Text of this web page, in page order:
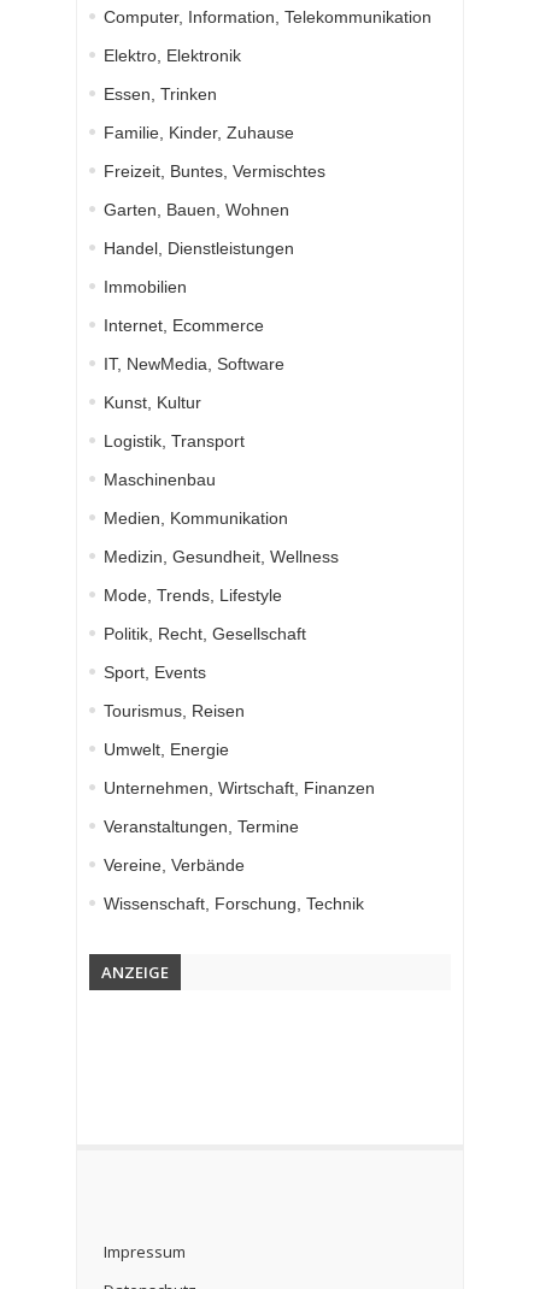
Computer, Information, Telekommunikation
Elektro, Elektronik
Essen, Trinken
Familie, Kinder, Zuhause
Freizeit, Buntes, Vermischtes
Garten, Bauen, Wohnen
Handel, Dienstleistungen
Immobilien
Internet, Ecommerce
IT, NewMedia, Software
Kunst, Kultur
Logistik, Transport
Maschinenbau
Medien, Kommunikation
Medizin, Gesundheit, Wellness
Mode, Trends, Lifestyle
Politik, Recht, Gesellschaft
Sport, Events
Tourismus, Reisen
Umwelt, Energie
Unternehmen, Wirtschaft, Finanzen
Veranstaltungen, Termine
Vereine, Verbände
Wissenschaft, Forschung, Technik
ANZEIGE
Impressum